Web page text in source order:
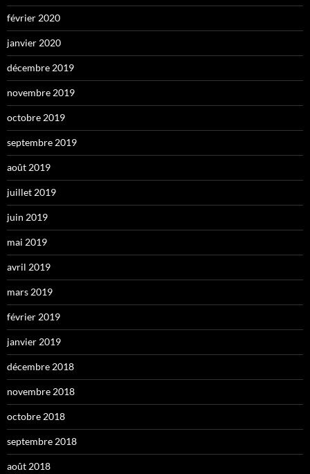
février 2020
janvier 2020
décembre 2019
novembre 2019
octobre 2019
septembre 2019
août 2019
juillet 2019
juin 2019
mai 2019
avril 2019
mars 2019
février 2019
janvier 2019
décembre 2018
novembre 2018
octobre 2018
septembre 2018
août 2018